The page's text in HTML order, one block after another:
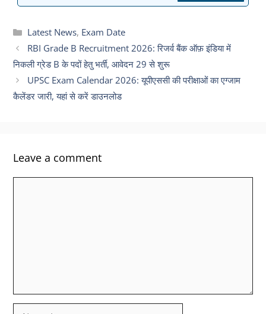
Categories
Latest News, Exam Date
RBI Grade B Recruitment 2026: रिजर्व बैंक ऑफ़ इंडिया में
निकली ग्रेड B के पदों हेतु भर्ती, आवेदन 29 से शुरू
UPSC Exam Calendar 2026: यूपीएससी की परीक्षाओं का एग्जाम
कैलेंडर जारी, यहां से करें डाउनलोड
Leave a comment